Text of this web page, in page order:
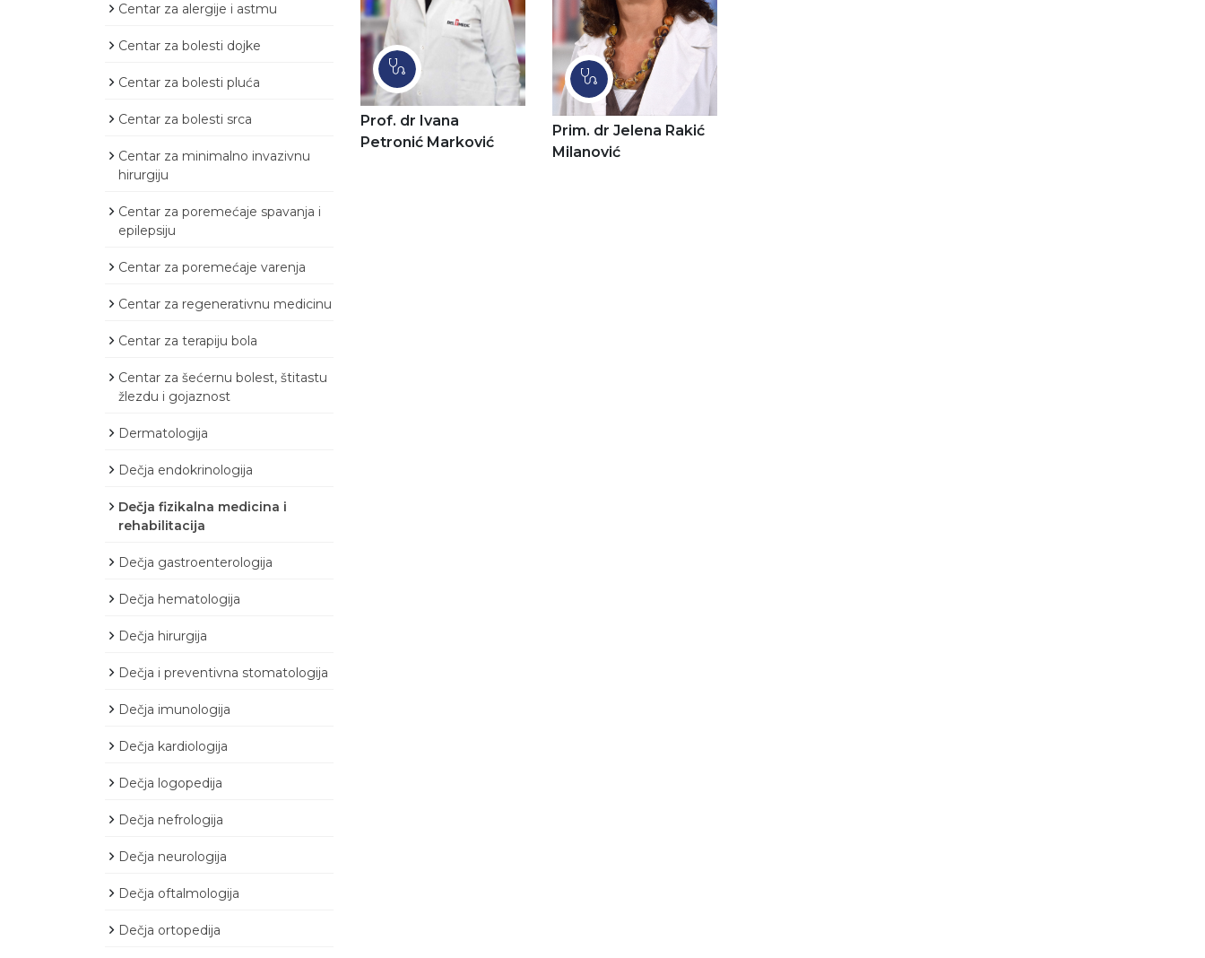
Centar za alergije i astmu
Centar za bolesti dojke
Centar za bolesti pluća
Centar za bolesti srca
Centar za minimalno invazivnu
hirurgiju
Centar za poremećaje spavanja i
epilepsiju
Centar za poremećaje varenja
Centar za regenerativnu medicinu
Centar za terapiju bola
Centar za šećernu bolest, štitastu
žlezdu i gojaznost
Dermatologija
Dečja endokrinologija
Dečja fizikalna medicina i
rehabilitacija
Dečja gastroenterologija
Dečja hematologija
Dečja hirurgija
Dečja i preventivna stomatologija
Dečja imunologija
Dečja kardiologija
Dečja logopedija
Dečja nefrologija
Dečja neurologija
Dečja oftalmologija
Dečja ortopedija
Prof. dr Ivana
Petronić Marković
Prim. dr Jelena Rakić
Milanović